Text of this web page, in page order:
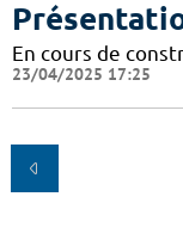
En cours de
23/04/2025 17:25